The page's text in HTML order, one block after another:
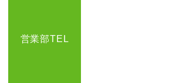
営業部TEL